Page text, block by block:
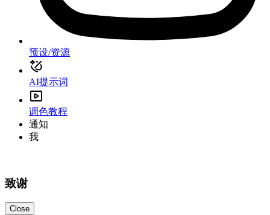
预设/资源
AI提示词
调色教程
通知
我
致谢
Close